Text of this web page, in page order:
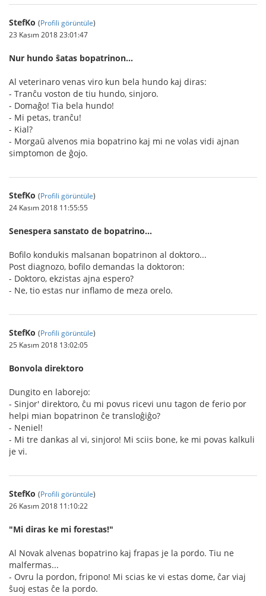
StefKo (Profili görüntüle)
23 Kasım 2018 23:01:47
Nur hundo ŝatas bopatrinon...
Al veterinaro venas viro kun bela hundo kaj diras:
- Tranĉu voston de tiu hundo, sinjoro.
- Domaĝo! Tia bela hundo!
- Mi petas, tranĉu!
- Kial?
- Morgaŭ alvenos mia bopatrino kaj mi ne volas vidi ajnan
simptomon de ĝojo.
StefKo (Profili görüntüle)
24 Kasım 2018 11:55:55
Senespera sanstato de bopatrino...
Bofilo kondukis malsanan bopatrinon al doktoro...
Post diagnozo, bofilo demandas la doktoron:
- Doktoro, ekzistas ajna espero?
- Ne, tio estas nur inflamo de meza orelo.
StefKo (Profili görüntüle)
25 Kasım 2018 13:02:05
Bonvola direktoro
Dungito en laborejo:
- Sinjor' direktoro, ĉu mi povus ricevi unu tagon de ferio por
helpi mian bopatrinon ĉe transloĝiĝo?
- Neniel!
- Mi tre dankas al vi, sinjoro! Mi sciis bone, ke mi povas kalkuli
je vi.
StefKo (Profili görüntüle)
26 Kasım 2018 11:10:22
"Mi diras ke mi forestas!"
Al Novak alvenas bopatrino kaj frapas je la pordo. Tiu ne
malfermas...
- Ovru la pordon, fripono! Mi scias ke vi estas dome, ĉar viaj
ŝuoj estas ĉe la pordo.